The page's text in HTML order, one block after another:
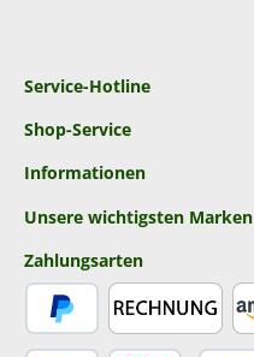
Service-Hotline
Shop-Service
Informationen
Unsere wichtigsten Marken
Zahlungsarten